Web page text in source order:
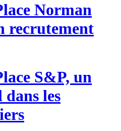
Norman
recrutement
S&P, un
les